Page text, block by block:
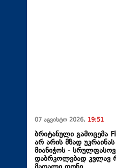
07 აგვისტო 2026, 19:51
ბრიტანული გამოცემა
არ არის მზად
მიანიჭოს -
დაბრკოლებად კვლავ